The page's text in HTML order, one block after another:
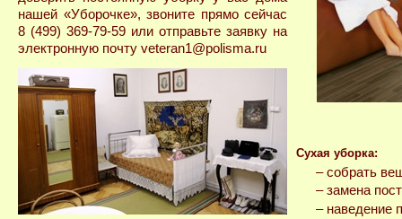
нашей «Уборочке», звоните прямо сейчас
8 (499) 369-79-59 или отправьте заявку на
электронную почту veteran1@polisma.ru
Сухая уборка:
– cобрать
– замена
– наведение